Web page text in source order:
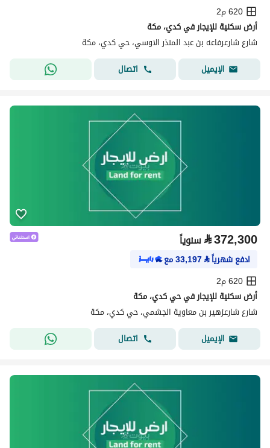
620 م2
أرض سكنية للإيجار في كدي، مكة
شارع شارعرفاعه بن عبد المنذر الاوسي، حي كدي، مكة
الإيميل
اتصال
⃁372,300 سنوياً
ادفع شهرياً⃁
33,197مع
620 م2
أرض سكنية للإيجار في حي كدي، مكة
شارع شارعزهير بن معاوية الجشمي، حي كدي، مكة
الإيميل
اتصال